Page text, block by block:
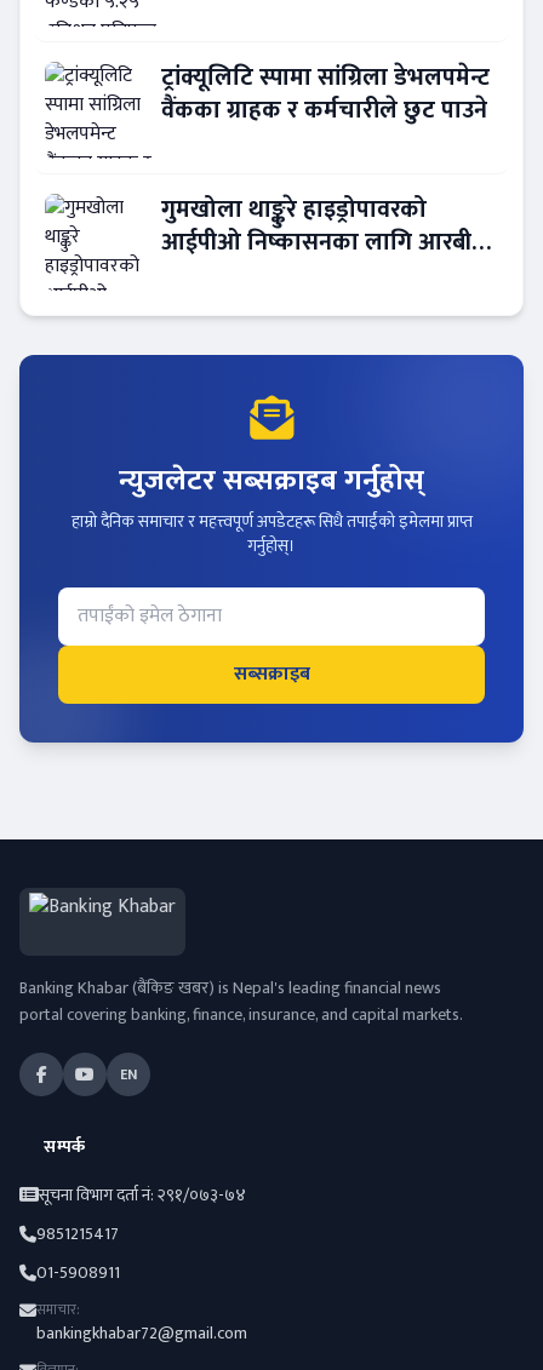
ट्रांक्यूलिटि स्पामा सांग्रिला डेभलपमेन्ट
वैंकका ग्राहक र कर्मचारीले छुट पाउने
गुमखोला थाङ्कुरे हाइड्रोपावरको
आईपीओ निष्कासनका लागि आरबीबी
न्युजलेटर सब्सक्राइब गर्नुहोस्
हाम्रो दैनिक समाचार र महत्त्वपूर्ण अपडेटहरू सिधै तपाईंको इमेलमा प्राप्त
गर्नुहोस्।
सब्सक्राइब
Banking Khabar (बैंकिङ खबर) is Nepal's leading financial news
portal covering banking, finance, insurance, and capital markets.
EN
सम्पर्क
सूचना विभाग दर्ता नं: २९१/०७३-७४
9851215417
01-5908911
समाचार:
bankingkhabar72@gmail.com